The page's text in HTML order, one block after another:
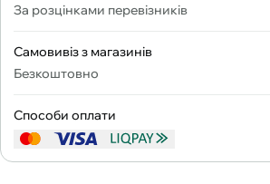
За розцінками перевізників
Самовивіз з магазинів
Безкоштовно
Способи оплати